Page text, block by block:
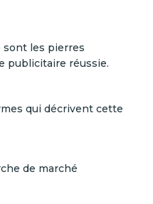
sont les pierres
publicitaire réussie.
qui décrivent cette
de marché